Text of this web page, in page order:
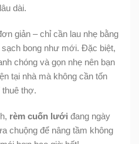
dài.
giản – chỉ cần lau nhẹ bằng
bong như mới. Đặc biệt,
chóng và gọn nhẹ nên bạn
tại nhà mà không cần tốn
thợ.
rèm cuốn lưới đang ngày
chuộng để nâng tầm không